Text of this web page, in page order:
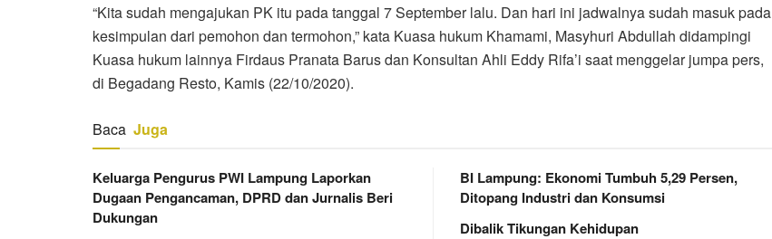
“Kita sudah mengajukan PK itu pada tanggal 7 September lalu. Dan hari ini jadwalnya sudah masuk pada
kesimpulan dari pemohon dan termohon,” kata Kuasa hukum Khamami, Masyhuri Abdullah didampingi
Kuasa hukum lainnya Firdaus Pranata Barus dan Konsultan Ahli Eddy Rifa’i saat menggelar jumpa pers,
di Begadang Resto, Kamis (22/10/2020).
Baca Juga
Keluarga Pengurus PWI Lampung Laporkan
Dugaan Pengancaman, DPRD dan Jurnalis Beri
Dukungan
BI Lampung: Ekonomi Tumbuh 5,29 Persen,
Ditopang Industri dan Konsumsi
Dibalik Tikungan Kehidupan